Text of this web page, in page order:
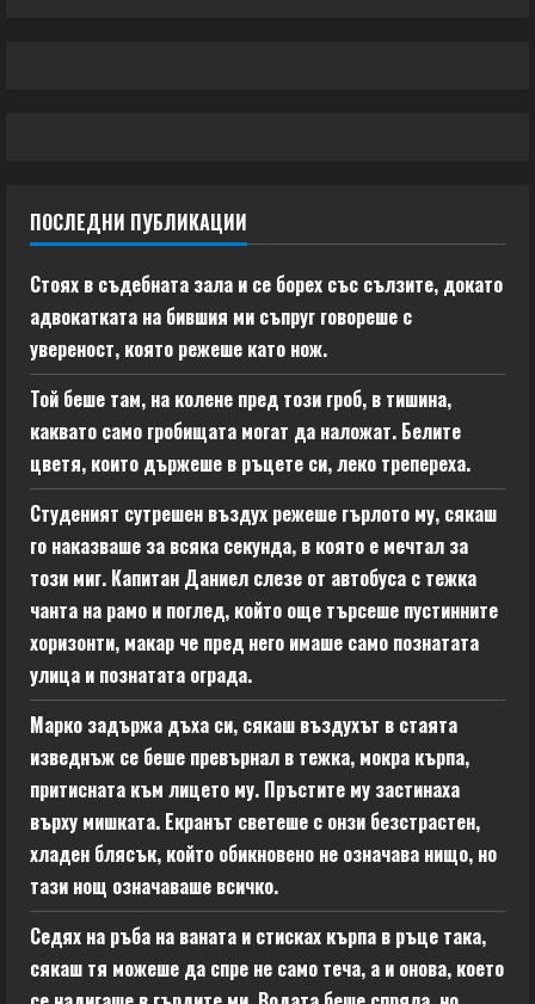
ПОСЛЕДНИ ПУБЛИКАЦИИ
Стоях в съдебната зала и се борех със сълзите, докато
адвокатката на бившия ми съпруг говореше с
увереност, която режеше като нож.
Той беше там, на колене пред този гроб, в тишина,
каквато само гробищата могат да наложат. Белите
цветя, които държеше в ръцете си, леко трепереха.
Студеният сутрешен въздух режеше гърлото му, сякаш
го наказваше за всяка секунда, в която е мечтал за
този миг. Капитан Даниел слезе от автобуса с тежка
чанта на рамо и поглед, който още търсеше пустинните
хоризонти, макар че пред него имаше само познатата
улица и познатата ограда.
Марко задържа дъха си, сякаш въздухът в стаята
изведнъж се беше превърнал в тежка, мокра кърпа,
притисната към лицето му. Пръстите му застинаха
върху мишката. Екранът светеше с онзи безстрастен,
хладен блясък, който обикновено не означава нищо, но
тази нощ означаваше всичко.
Седях на ръба на ваната и стисках кърпа в ръце така,
сякаш тя можеше да спре не само теча, а и онова, което